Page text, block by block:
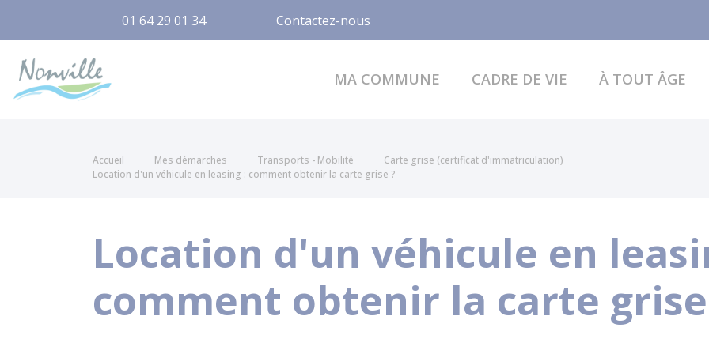
01 64 29 01 34 Contactez-nous
MA COMMUNE CADRE DE VIE À TOUT ÂGE
Accueil Mes démarches Transports - Mobilité
Carte grise (certificat d'immatriculation)
Location d'un véhicule en leasing : comment obtenir la carte grise ?
Location d'un véhicule en
comment obtenir la carte